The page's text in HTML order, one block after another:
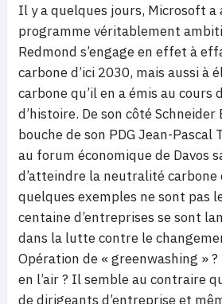
Il y a quelques jours, Microsoft a
programme véritablement
Redmond s’engage en effet à
carbone d’ici 2030, mais aussi à
carbone qu’il en a émis au cours
d’histoire. De son côté
bouche de son PDG Jean-Pascal
au forum économique de Davos
d’atteindre la neutralité carbone
quelques exemples ne sont pas
centaine d’entreprises se sont
dans la lutte contre le
Opération de « greenwashing »
en l’air ? Il semble au contraire
de dirigeants d’entreprise et